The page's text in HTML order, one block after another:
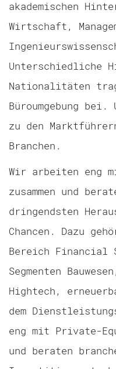
akademischen
Wirtschaft,
Unterschiedliche
Nationalitäten
Büroumgebung bei.
zu den
Branchen.
Wir arbeiten eng
zusammen und
dringendsten
Chancen. Dazu
Bereich Financial
Segmenten
Hightech,
dem
eng mit Private-
und beraten